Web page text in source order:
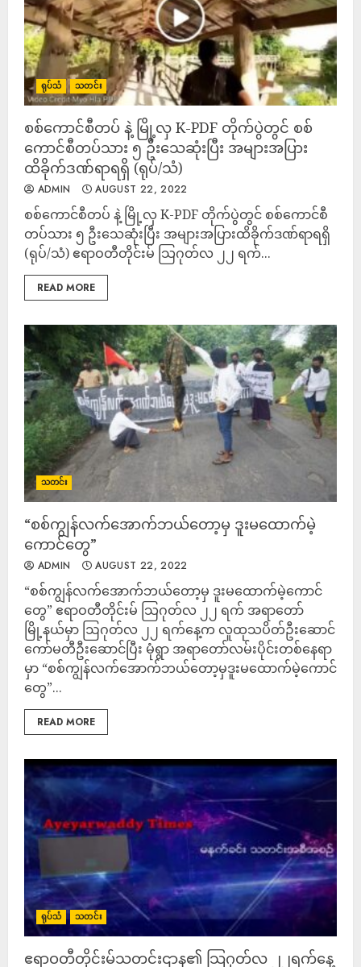
ရုပ်သံ သတင်း
စစ်ကောင်စီတပ် နဲ့ မြို့လှ K-PDF တိုက်ပွဲတွင် စစ်
ကောင်စီတပ်သား ၅ ဦးသေဆုံးပြီး အများအပြား
ထိခိုက်ဒဏ်ရာရရှိ (ရုပ်/သံ)
ADMIN AUGUST 22, 2022
စစ်ကောင်စီတပ် နဲ့ မြို့လှ K-PDF တိုက်ပွဲတွင် စစ်ကောင်စီ
တပ်သား ၅ ဦးသေဆုံးပြီး အများအပြားထိခိုက်ဒဏ်ရာရရှိ
(ရုပ်/သံ) ဧရာဝတီတိုင်းမ် သြဂုတ်လ ၂၂ ရက်...
READ MORE
သတင်း
“စစ်ကျွန်လက်အောက်ဘယ်တော့မှ ဒူးမထောက်မဲ့
ကောင်တွေ”
ADMIN AUGUST 22, 2022
“စစ်ကျွန်လက်အောက်ဘယ်တော့မှ ဒူးမထောက်မဲ့ကောင်
တွေ” ဧရာဝတီတိုင်းမ် သြဂုတ်လ ၂၂ ရက် အရာတော်
မြို့နယ်မှာ ​ဩဂုတ်လ ၂၂ ရက်နေ့က လူထုသပိတ်ဦးဆောင်
ကော်မတီဦးဆောင်ပြီး မုံရွာ အရာတော်လမ်းပိုင်းတစ်နေရာ
မှာ “စစ်ကျွန်လက်အောက်ဘယ်တော့မှဒူးမထောက်မဲ့ကောင်
တွေ”...
READ MORE
ရုပ်သံ သတင်း
ဧရာဝတီတိုင်းမ်သတင်းဌာန၏ သြဂုတ်လ ၂၂ရက်နေ့